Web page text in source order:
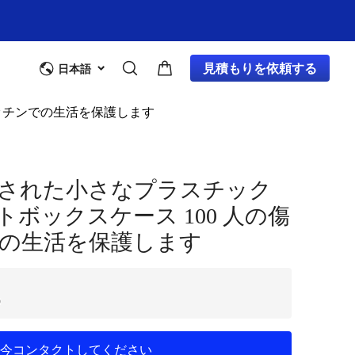
日本語 見積もりを依頼する
ンでの生活を保護します
れた小さなプラスチック
ボックスケース 100 人の傷
生活を保護します
今コンタクトしてください